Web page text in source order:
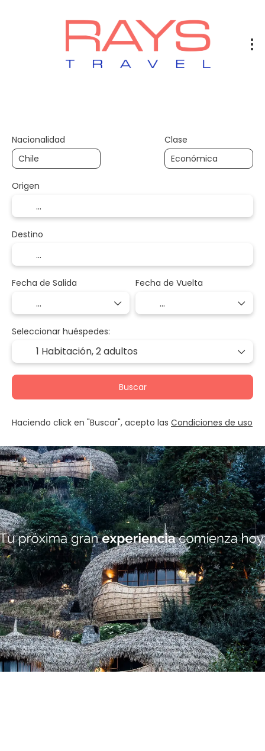
Nacionalidad Clase
Origen
Destino
Fecha de Salida Fecha de Vuelta
Seleccionar huéspedes:
1 Habitación,2 adultos
Buscar
Haciendo click en "Buscar", acepto las Condiciones de uso